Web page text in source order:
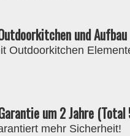
und Aufbau
Outdoorkitchen
um 2 Jahre (Total
mehr Sicherheit!